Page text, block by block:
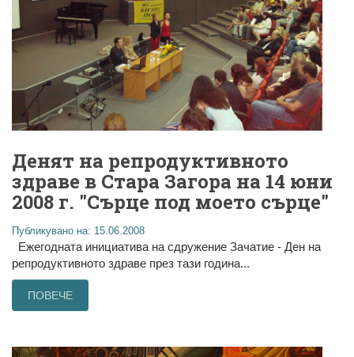
Денят на репродуктивното
здраве в Стара Загора на 14 юни
2008 г. "Сърце под моето сърце"
Публикувано на: 15.06.2008
Ежегодната инициатива на сдружение Зачатие - Ден на
репродуктивното здраве през тази година...
ПОВЕЧЕ